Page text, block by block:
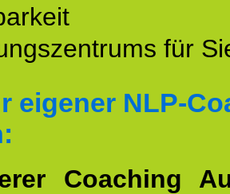
für
eigener NLP-
Coaching